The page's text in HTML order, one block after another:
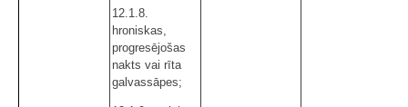
12.1.8.
hroniskas,
progresējošas
nakts vai rīta
galvassāpes;